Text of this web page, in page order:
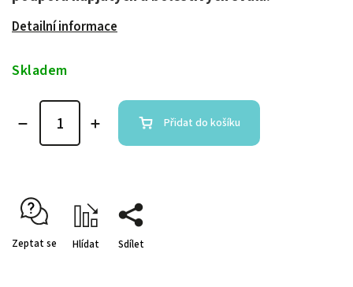
Detailní informace
Skladem
Přidat do košíku
Zeptat se Hlídat Sdílet